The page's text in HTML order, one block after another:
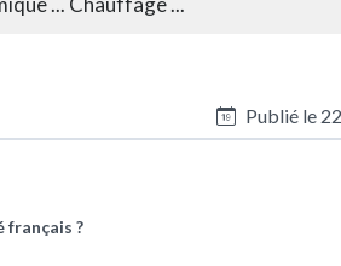
Publié le
français ?